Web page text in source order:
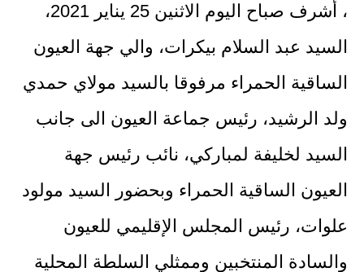
‎، أشرف صباح اليوم الاثنين 25 يناير 2021،
السيد عبد السلام بيكرات، والي جهة العيون
الساقية الحمراء مرفوقا بالسيد مولاي حمدي
ولد الرشيد، رئيس جماعة العيون الى جانب
السيد لخليفة لمباركي، نائب رئيس جهة
العيون الساقية الحمراء وبحضور السيد مولود
علوات، رئيس المجلس الإقليمي للعيون
والسادة المنتخبين وممثلي السلطة المحلية